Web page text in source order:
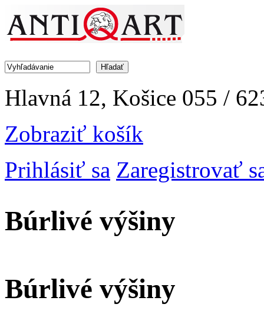
Vyhľadávanie
Hlavná 12, Košice 055 /
Zobraziť košík
Prihlásiť sa Zaregistrovať
Búrlivé výšiny
Búrlivé výšiny